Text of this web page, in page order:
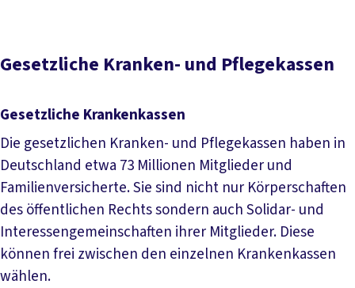
Gesetzliche Kranken- und Pflegekassen
Gesetzliche Krankenkassen
Die gesetzlichen Kranken- und Pflegekassen haben in
Deutschland etwa 73 Millionen Mitglieder und
Familienversicherte. Sie sind nicht nur Körperschaften
des öffentlichen Rechts sondern auch Solidar- und
Interessengemeinschaften ihrer Mitglieder. Diese
können frei zwischen den einzelnen Krankenkassen
wählen.